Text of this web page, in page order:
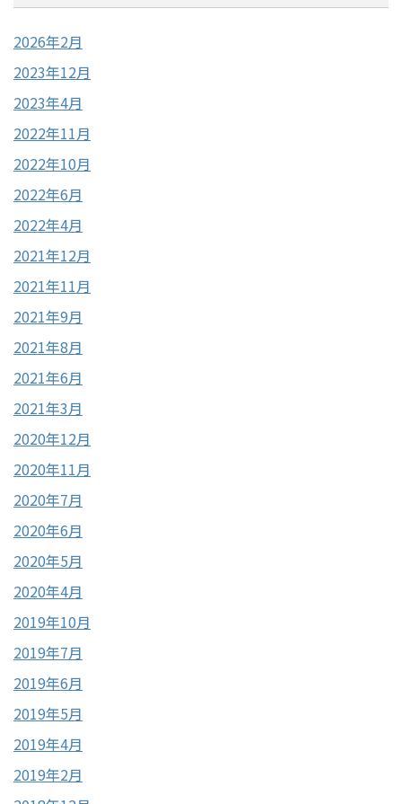
2026年2月
2023年12月
2023年4月
2022年11月
2022年10月
2022年6月
2022年4月
2021年12月
2021年11月
2021年9月
2021年8月
2021年6月
2021年3月
2020年12月
2020年11月
2020年7月
2020年6月
2020年5月
2020年4月
2019年10月
2019年7月
2019年6月
2019年5月
2019年4月
2019年2月